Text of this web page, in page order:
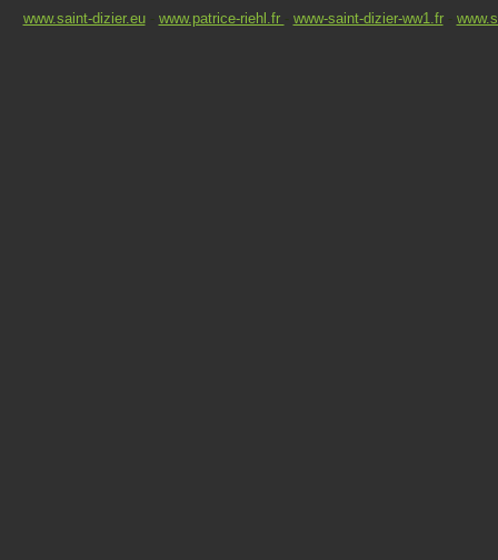
www.saint-dizier.eu- www.patrice-riehl.fr - www-saint-dizier-ww1.fr-